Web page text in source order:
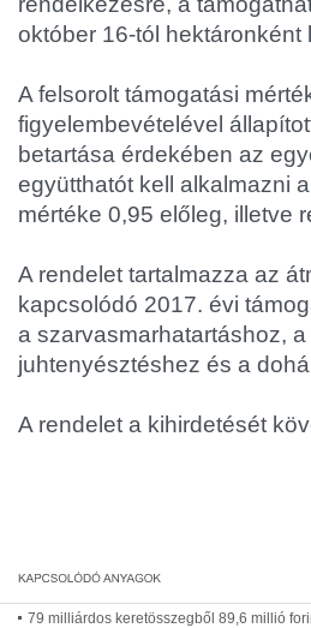
október 16-tól hektáronként
A felsorolt támogatási
figyelembevételével
betartása érdekében az
együtthatót kell alkalmazni
mértéke 0,95 előleg, illetve
A rendelet tartalmazza az
kapcsolódó 2017. évi
a szarvasmarhatartáshoz,
juhtenyésztéshez és a
A rendelet a kihirdetését
79 milliárdos keretösszegből 89,6 millió